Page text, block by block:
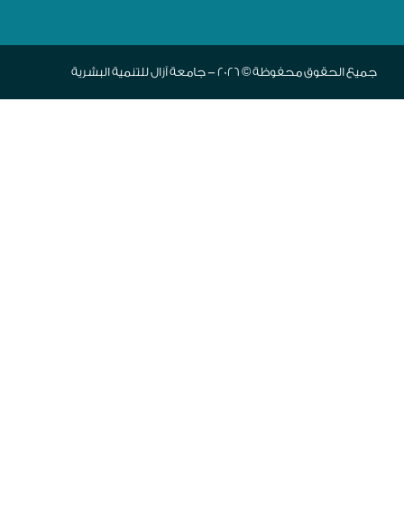
جميع الحقوق محفوظة © 2026 - جامعة آزال للتنمية البشرية